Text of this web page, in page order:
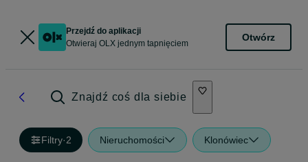
Przejdź do aplikacji
Otwieraj OLX jednym tapnięciem
Otwórz
Znajdź coś dla siebie
Filtry·2 Nieruchomości Klonówiec